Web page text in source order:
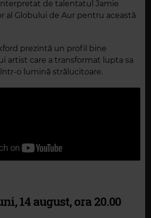
de talentatul Jamie
al Globului de Aur pentru această
prezintă un profil bine
artist care a transformat lupta sa
o lumină strălucitoare.
14 august, ora 20.00